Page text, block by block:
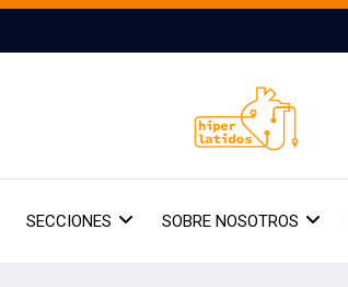
SECCIONES SOBRE NOSOTROS